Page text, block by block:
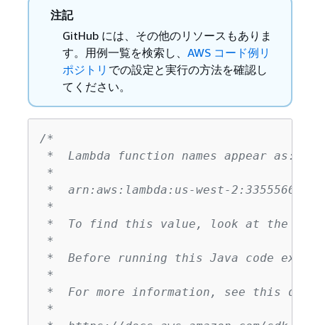
注記
GitHub には、その他のリソースもありま
す。用例一覧を検索し、 AWS コード例リ
ポジトリ での設定と実行の方法を確認し
てください。
/*
*  Lambda function names appear as:
*
*  arn:aws:lambda:us-west-
*
*  To find this value, look at the
*
*  Before running this Java code
*
*  For more information, see this
*